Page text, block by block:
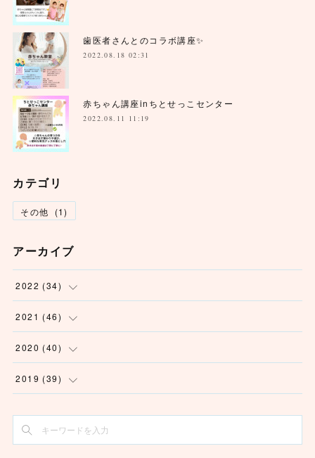
歯医者さんとのコラボ講座✨
2022.08.18 02:31
赤ちゃん講座inちとせっこセンター
2022.08.11 11:19
カテゴリ
その他 (1)
アーカイブ
2022 (34)
(1)
(6)
(5)
(4)
2021 (46)
(3)
(2)
(
2020 (40)
(2)
2019 (39)